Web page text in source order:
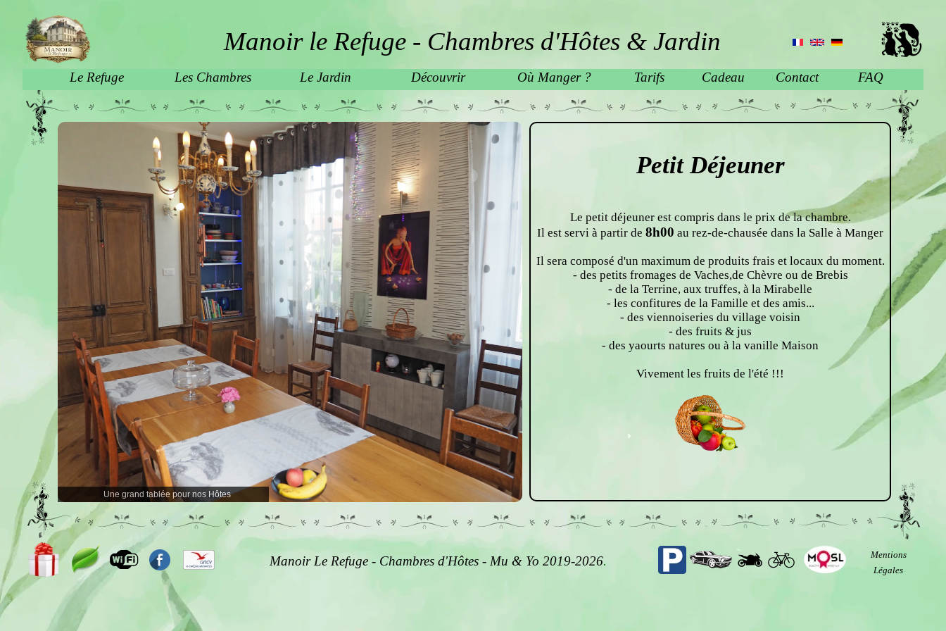
Manoir le Refuge - Chambres d'Hôtes & Jardin
Le Refuge Les Chambres Le Jardin Découvrir Où Manger ? Tarifs Cadeau Contact FAQ
Une grand tablée pour nos Hôtes
Petit Déjeuner
Le petit déjeuner est compris dans le prix de la chambre.
Il est servi à partir de 8h00 au rez-de-chausée dans la Salle à Manger
Il sera composé d'un maximum de produits frais et locaux du moment.
- des petits fromages de Vaches,de Chèvre ou de Brebis
- de la Terrine, aux truffes, à la Mirabelle
- les confitures de la Famille et des amis...
- des viennoiseries du village voisin
- des fruits & jus
- des yaourts natures ou à la vanille Maison
Vivement les fruits de l'été !!!
Manoir Le Refuge - Chambres d'Hôtes - Mu & Yo 2019-2026.
Mentions
Légales